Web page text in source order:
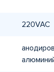
220VAC